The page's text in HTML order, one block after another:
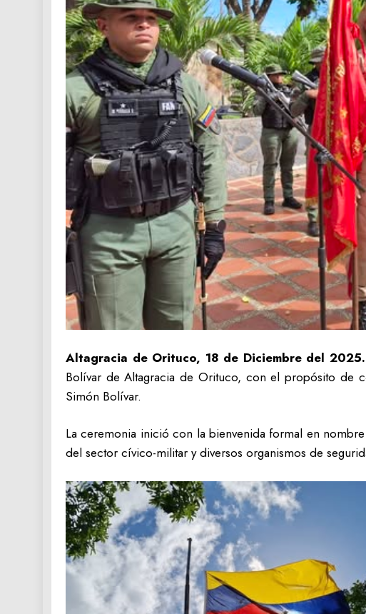
Altagracia de Orituco, 18 de Diciembre del
Bolívar de Altagracia de Orituco, con el propósito de
Simón Bolívar.
La ceremonia inició con la bienvenida formal en
del sector cívico-militar y diversos organismos de